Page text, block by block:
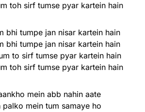
toh sirf tumse pyar kartein hain
bhi tumpe jan nisar kartein hain
bhi tumpe jan nisar kartein hain
to sirf tumse pyar kartein hain
toh sirf tumse pyar kartein hain
mein abb nahin aate
mein tum samaye ho